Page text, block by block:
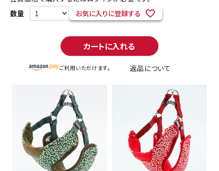
お気に入りに登録する
カートに入れる
ご利用いただけます。 返品について